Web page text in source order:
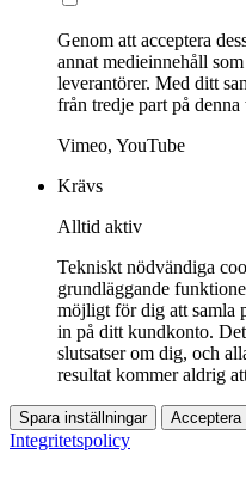
Genom att acceptera
annat medieinnehåll
leverantörer. Med ditt
från tredje part på denna
Vimeo, YouTube
Krävs
Alltid aktiv
Tekniskt nödvändiga
grundläggande
möjligt för dig att samla
in på ditt kundkonto.
slutsatser om dig, och
resultat kommer aldrig
Spara inställningar Acceptera
Integritetspolicy